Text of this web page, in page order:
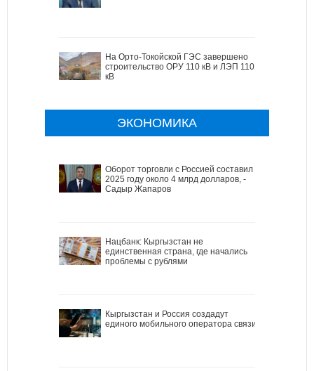
На Орто-Токойской ГЭС завершено
строительство ОРУ 110 кВ и ЛЭП 110
кВ
ЭКОНОМИКА
Оборот торговли с Россией составил в
2025 году около 4 млрд долларов, -
Садыр Жапаров
Нацбанк: Кыргызстан не
единственная страна, где начались
проблемы с рублями
Кыргызстан и Россия создадут
единого мобильного оператора связи